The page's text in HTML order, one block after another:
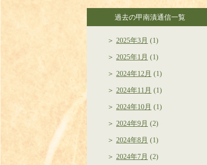
過去の甲南漬通信一覧
2025年3月 (1)
2025年1月 (1)
2024年12月 (1)
2024年11月 (1)
2024年10月 (1)
2024年9月 (2)
2024年8月 (1)
2024年7月 (2)